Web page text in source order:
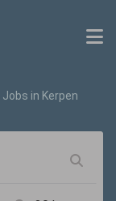
Jobs in Kerpen